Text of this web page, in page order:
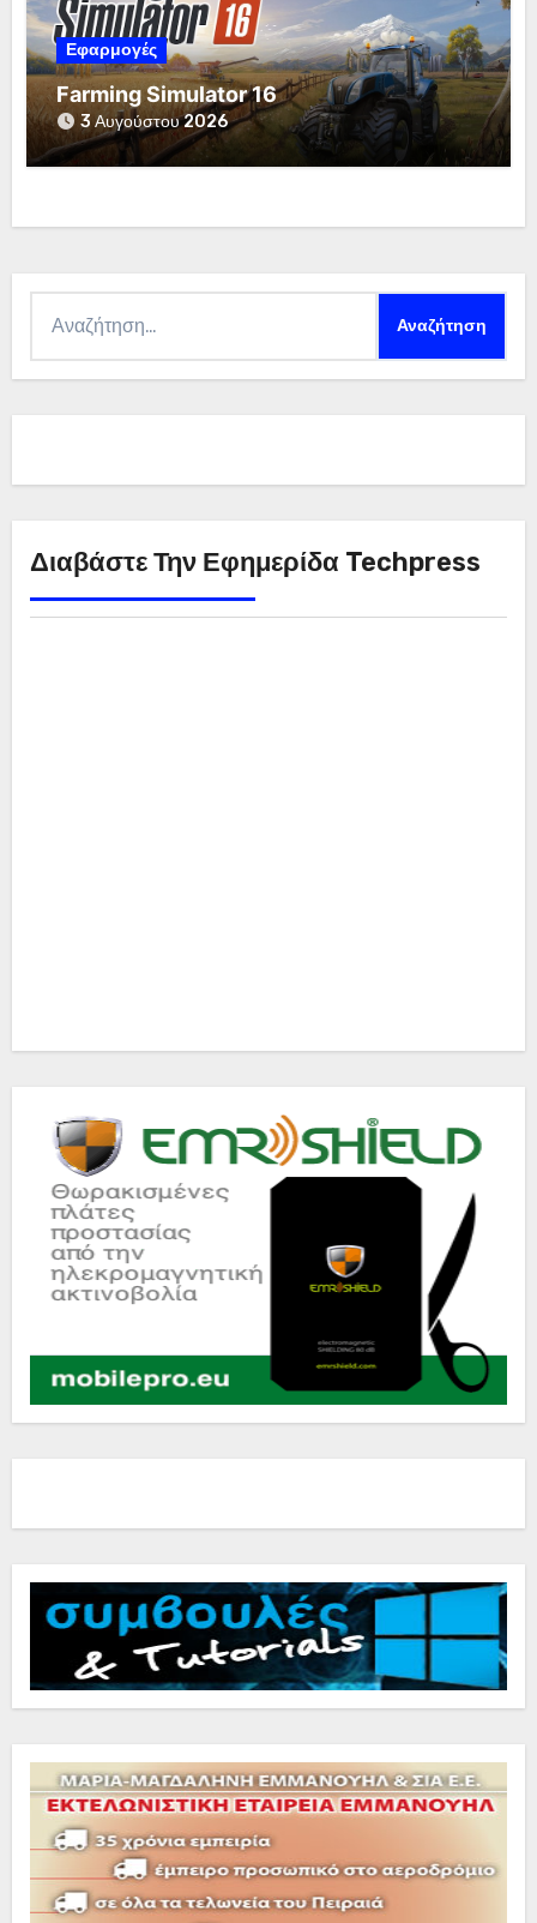
Εφαρμογές
Farming Simulator 16
3 Αυγούστου 2026
για:
Διαβάστε Την Εφημερίδα Techpress